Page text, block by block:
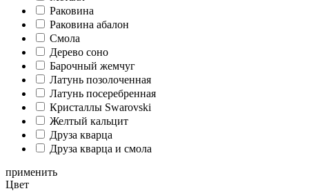
Раковина
Раковина абалон
Смола
Дерево соно
Барочный жемчуг
Латунь позолоченная
Латунь посеребренная
Кристаллы Swarovski
Желтый кальцит
Друза кварца
Друза кварца и смола
применить
Цвет